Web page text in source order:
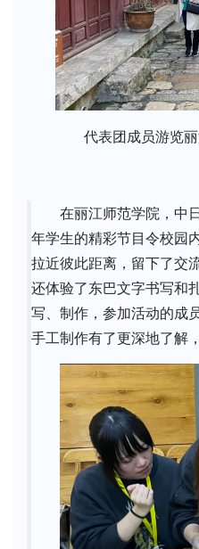
代表团成员游览
在丽江师范学院，中
年学生的精彩节目令校园
拉近彼此距离，留下了交
还体验了东巴文字书写和
写、制作，参加活动的成
手工制作有了更深地了解